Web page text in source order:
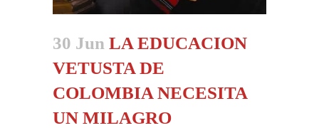
30 Jun LA EDUCACION
VETUSTA DE
COLOMBIA NECESITA
UN MILAGRO